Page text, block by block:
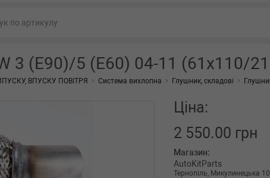
3 (E90)/5 (E60) 04-11 (61x110/
ВПУСКУ ПОВІТРЯ Система вихлопна Глушник, складові
Ціна:
2 550.00 грн
Магазин:
AutoKitParts
Тернопіль, Микулинецька